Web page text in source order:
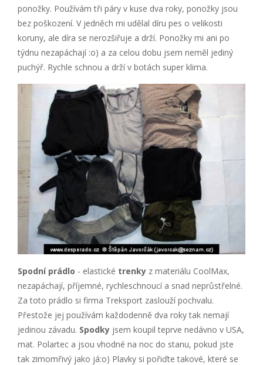
ponožky. Používám tři páry v kuse dva roky, ponožky jsou
bez poškození. V jedněch mi udělal díru pes o velikosti
koruny, ale díra se nerozšiřuje a drží. Ponožky mi ani po
týdnu nezapáchají :o) a za celou dobu jsem neměl jediný
puchýř. Rychle schnou a drží v botách super klima.
Spodní prádlo - elastické trenky z materiálu CoolMax,
nezapáchají, příjemné, rychleschnoucí a snad neprůstřelné.
Za toto prádlo si firma Treksport zaslouží pochvalu.
Přestože jej používám každodenně dva roky tak nemají
jedinou závadu. Spodky jsem koupil teprve nedávno v USA,
mat. Polartec a jsou vhodné na noc do stanu, pokud jste
tak zimomřivý jako já:o) Plavky si pořiďte takové, které se